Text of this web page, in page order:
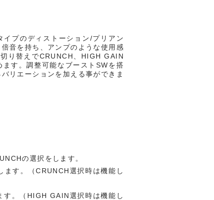
イプのディストーション/プリアン
音を持ち、アンプのような使用感
り替えでCRUNCH、HIGH GAIN
す。調整可能なブーストSWを搭
リエーションを加える事ができま
の選択をします。
す。（CRUNCH選択時は機能し
。（HIGH GAIN選択時は機能し